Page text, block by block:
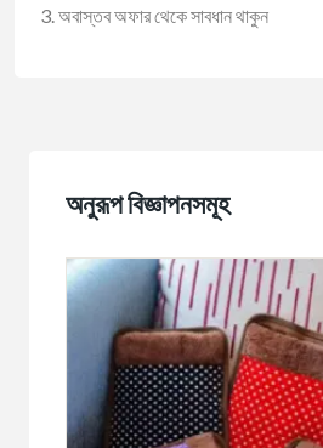
অবাস্তব অফার থেকে সাবধান থাকুন
অনুরূপ বিজ্ঞাপনসমূহ